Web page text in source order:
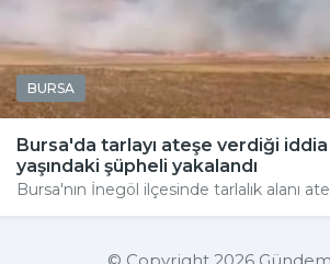
BURSA
Bursa'da tarlayı ateşe verdiği
yaşındaki şüpheli yakalandı
Bursa'nın İnegöl ilçesinde tarlalık alanı